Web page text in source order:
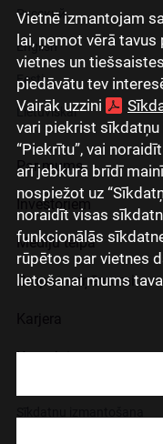
Vietnē izmantojam
lai, ņemot vērā
vietnes un
piedāvātu tev
Vairāk uzzini
vari piekrist
“Piekrītu”, vai
arī jebkurā brīdī
nospiežot uz
noraidīt visas
funkcionālās
rūpētos par vietnes
lietošanai mums
Русский
English
Eesti
Lietuviškai
Par mums
Investoriem
Mediju telpa
Grupas uzņēmumi
Kontakti